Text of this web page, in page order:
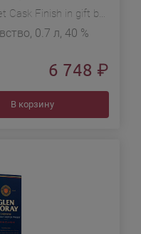
Glen Moray Single Malt Cabernet Cask Finish in gift box
0.7 л, 40 %
6 748 ₽
В корзину